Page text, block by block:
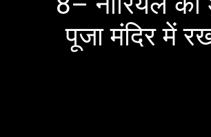
पूजा मंदिर में